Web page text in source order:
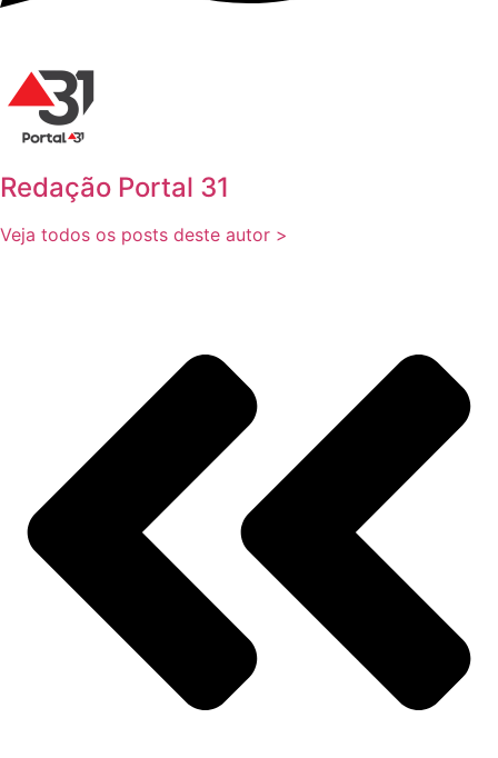
Redação Portal 31
Veja todos os posts deste autor >